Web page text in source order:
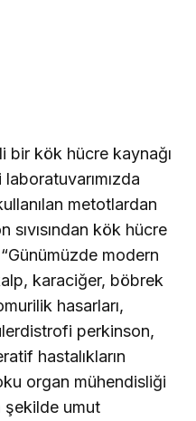
bir kök hücre kaynağı
metotlardan
sıvısından kök hücre
modern
karaciğer, böbrek
hasarları,
perkinson,
hastalıkların
organ mühendisliği
şekilde umut